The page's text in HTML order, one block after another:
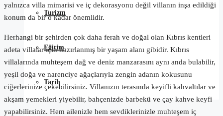
Turizm
Eğitim
Tarih
yalnızca villa mimarisi ve iç dekorasyonu değil villanın inşa edildiği
konum da bir o kadar önemlidir.
Herhangi bir şehirden çok daha ferah ve doğal olan Kıbrıs kentleri
adeta villalar için hazırlanmış bir yaşam alanı gibidir. Kıbrıs
villalarında muhteşem dağ ve deniz manzarasını aynı anda bulabilir,
yeşil doğa ve narenciye ağaçlarıyla zengin adanın kokusunu
ciğerlerinize çekebilirsiniz. Villanızın terasında keyifli kahvaltılar ve
akşam yemekleri yiyebilir, bahçenizde barbekü ve çay kahve keyfi
yapabilirsiniz. Hem ailenizle hem sevdiklerinizle muhteşem iç